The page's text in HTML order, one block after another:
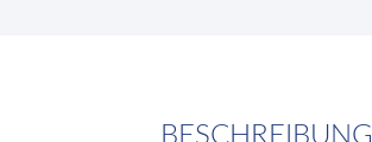
BESCHREIBUNG